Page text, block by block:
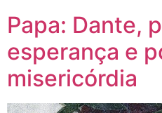
Papa: Dante,
esperança e
misericórdia